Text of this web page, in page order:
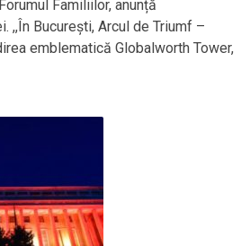
Familiilor, anunță
,,În București, Arcul de Triumf –
emblematică Globalworth Tower,